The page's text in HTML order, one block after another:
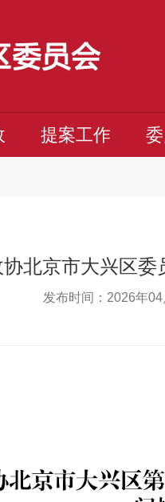
提案工作
北京市大兴区委
发布时间：2026年04